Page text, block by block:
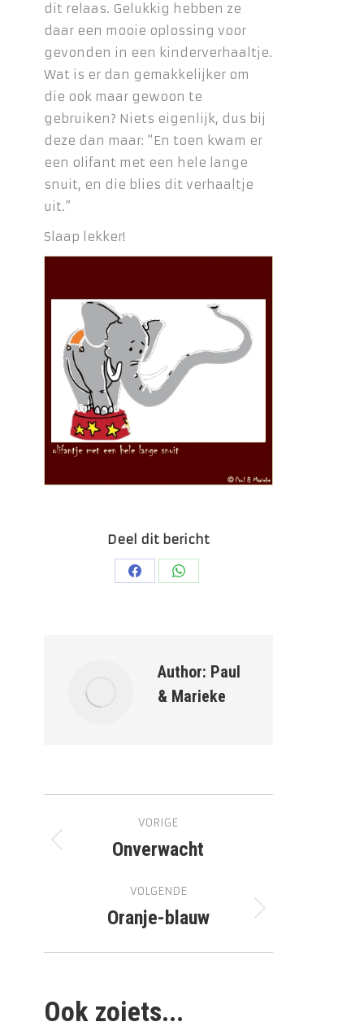
dit relaas. Gelukkig hebben ze
daar een mooie oplossing voor
gevonden in een kinderverhaaltje.
Wat is er dan gemakkelijker om
die ook maar gewoon te
gebruiken? Niets eigenlijk, dus bij
deze dan maar: “En toen kwam er
een olifant met een hele lange
snuit, en die blies dit verhaaltje
uit.”
Slaap lekker!
Deel dit bericht
Deel
Deel
Author: Paul
& Marieke
navigatie
VORIGE
Vorig
Onverwacht
VOLGENDE
Volgend
Oranje-blauw
Ook zoiets...